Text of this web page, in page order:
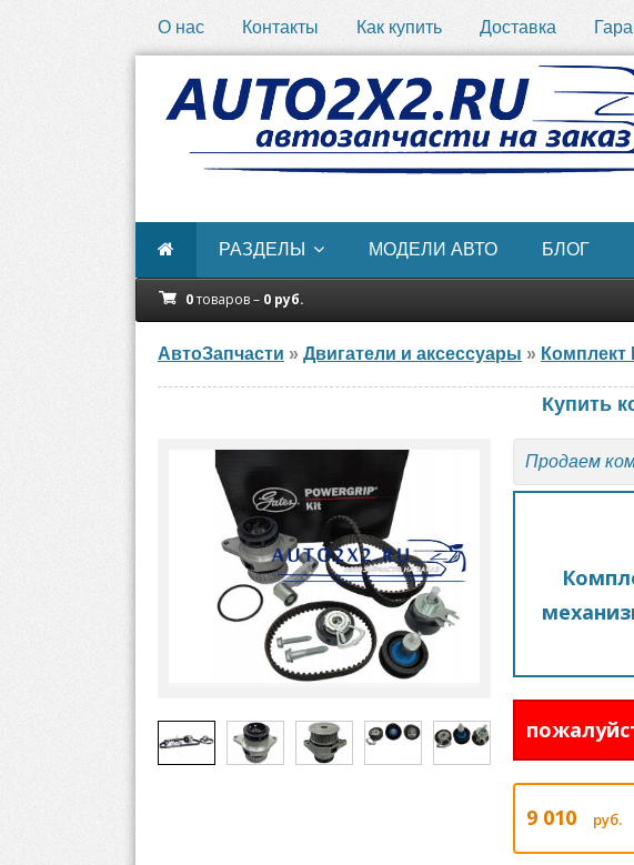
О нас Контакты Как купить Доставка
РАЗДЕЛЫ МОДЕЛИ АВТО БЛОГ
0товаров – 0 руб.
АвтоЗапчасти » Двигатели и аксессуары » Комплект
Купить
Продаем
9 010 руб.